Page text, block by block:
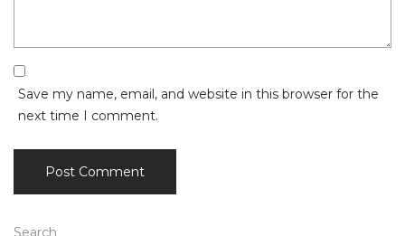
Save my name, email, and website in this browser for the
next time I comment.
Search